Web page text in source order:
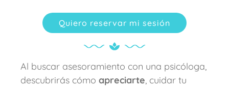
Quiero reservar mi sesión
Al buscar asesoramiento con una psicóloga,
descubrirás cómo apreciarte, cuidar tu